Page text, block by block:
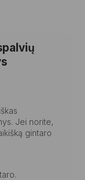
Jei norite,
gintaro